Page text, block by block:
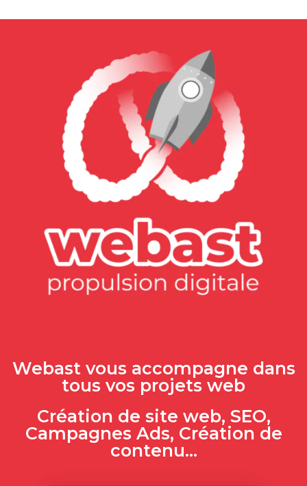
Webast vous accompagne dans
tous vos projets web
Création de site web, SEO,
Campagnes Ads, Création de
contenu...